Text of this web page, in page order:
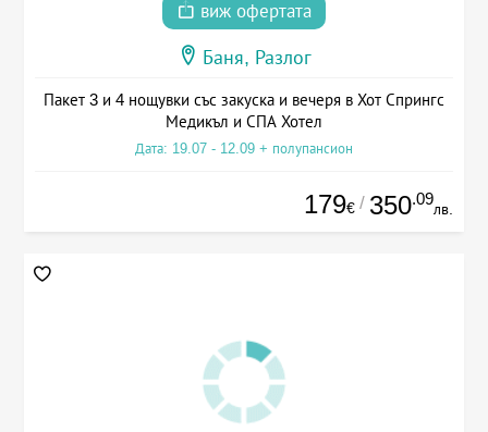
виж офертата
Баня, Разлог
Пакет 3 и 4 нощувки със закуска и вечеря в Хот Спрингс
Медикъл и СПА Хотел
Дата: 19.07 - 12.09 + полупансион
179€ / 350.09
лв.